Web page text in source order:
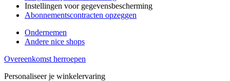
Instellingen voor gegevensbescherming
Abonnementscontracten opzeggen
Ondernemen
Andere nice shops
Overeenkomst herroepen
Personaliseer je winkelervaring